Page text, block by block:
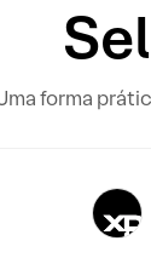
forma